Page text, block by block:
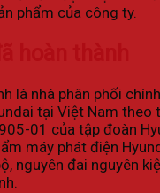
phẩm của công ty.
là nhà phân phối
tại Việt Nam theo
01 của tập đoàn
máy phát điện
nguyên đai nguyên